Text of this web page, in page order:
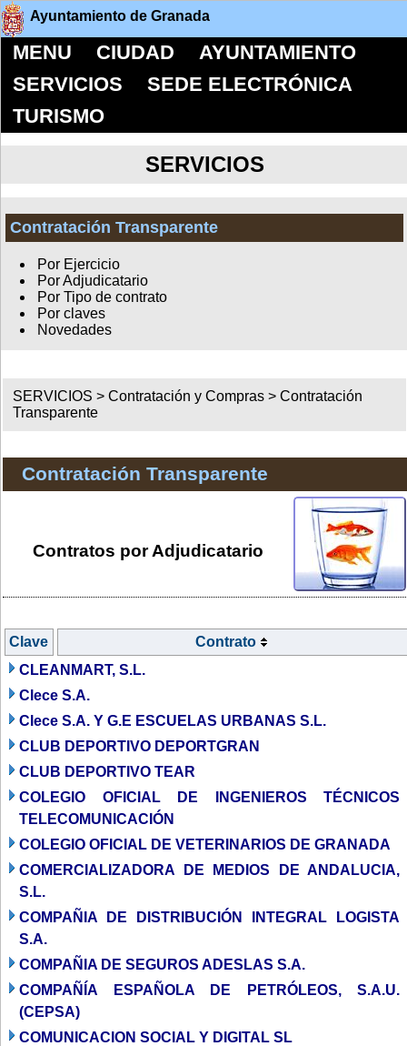
Ayuntamiento de Granada
MENU CIUDAD
AYUNTAMIENTO
SERVICIOS
SEDE ELECTRÓNICA
TURISMO
SERVICIOS
Contratación Transparente
Por Ejercicio
Por Adjudicatario
Por Tipo de contrato
Por claves
Novedades
SERVICIOS >Contratación y Compras >Contratación
Transparente
Contratación Transparente
Contratos por Adjudicatario
Clave
Contrato
CLEANMART, S.L.
Clece S.A.
Clece S.A. Y G.E ESCUELAS URBANAS S.L.
CLUB DEPORTIVO DEPORTGRAN
CLUB DEPORTIVO TEAR
COLEGIO OFICIAL DE INGENIEROS TÉCNICOS
TELECOMUNICACIÓN
COLEGIO OFICIAL DE VETERINARIOS DE GRANADA
COMERCIALIZADORA DE MEDIOS DE ANDALUCIA,
S.L.
COMPAÑIA DE DISTRIBUCIÓN INTEGRAL LOGISTA
S.A.
COMPAÑIA DE SEGUROS ADESLAS S.A.
COMPAÑÍA ESPAÑOLA DE PETRÓLEOS, S.A.U.
(CEPSA)
COMUNICACION SOCIAL Y DIGITAL SL